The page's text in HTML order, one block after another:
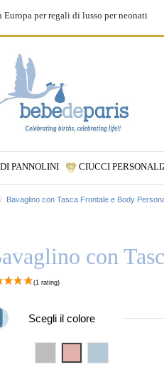
Europa per regali di lusso per neonati
PANNOLINI CIUCCI
Bavaglino con Tasca Frontale e Body
con
Scegli il colore